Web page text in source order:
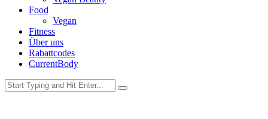
Food
Vegan
Fitness
Über uns
Rabattcodes
CurrentBody